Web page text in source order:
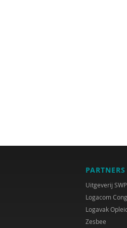
PARTNERS
Uitgeverij SWP
Logacom
Logavak
Zesbee